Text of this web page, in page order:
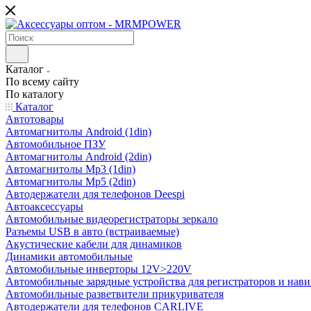
Каталог
По всему сайту
По каталогу
Каталог
Автотовары
Автомагнитолы Android (1din)
Автомобильное ПЗУ
Автомагнитолы Android (2din)
Автомагнитолы Mp3 (1din)
Автомагнитолы Mp5 (2din)
Автодержатели для телефонов Deespi
Автоаксессуары
Автомобильные видеорегистраторы зеркало
Разъемы USB в авто (встраиваемые)
Акустические кабели для динамиков
Динамики автомобильные
Автомобильные инверторы 12V>220V
Автомобильные зарядные устройства для регистраторов и
Автомобильные разветвители прикуривателя
Автодержатели для телефонов CARLIVE